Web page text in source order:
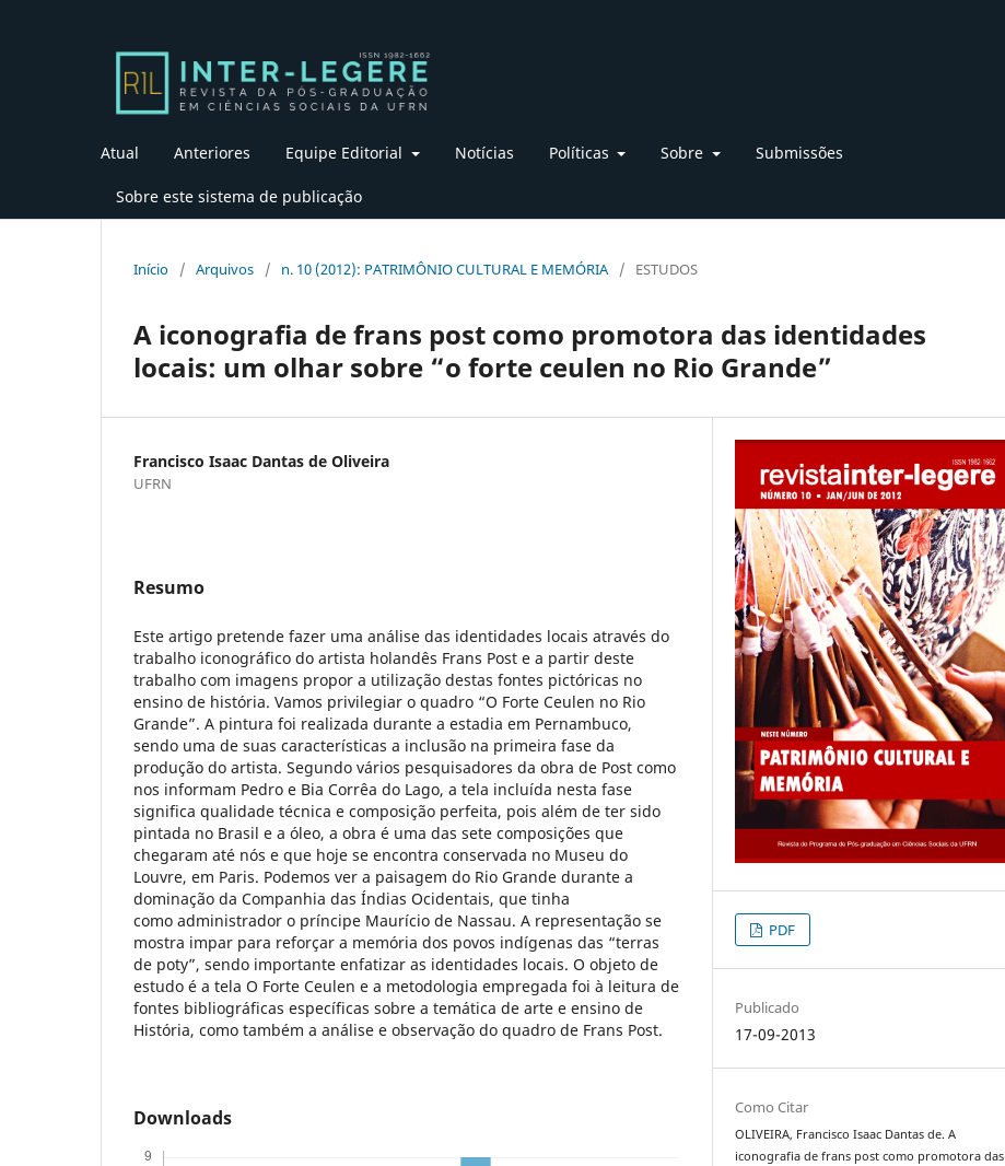
Atual Anteriores Equipe Editorial Notícias Políticas Sobre Submissões
Sobre este sistema de publicação
Início / Arquivos / n. 10 (2012): PATRIMÔNIO CULTURAL E MEMÓRIA / ESTUDOS
A iconografia de frans post como promotora das identidades
locais: um olhar sobre “o forte ceulen no Rio Grande”
Francisco Isaac Dantas de Oliveira
UFRN
Resumo
Este artigo pretende fazer uma análise das identidades locais através do
trabalho iconográfico do artista holandês Frans Post e a partir deste
trabalho com imagens propor a utilização destas fontes pictóricas no
ensino de história. Vamos privilegiar o quadro “O Forte Ceulen no Rio
Grande”. A pintura foi realizada durante a estadia em Pernambuco,
sendo uma de suas características a inclusão na primeira fase da
produção do artista. Segundo vários pesquisadores da obra de Post como
nos informam Pedro e Bia Corrêa do Lago, a tela incluída nesta fase
significa qualidade técnica e composição perfeita, pois além de ter sido
pintada no Brasil e a óleo, a obra é uma das sete composições que
chegaram até nós e que hoje se encontra conservada no Museu do
Louvre, em Paris. Podemos ver a paisagem do Rio Grande durante a
dominação da Companhia das Índias Ocidentais, que tinha
como administrador o príncipe Maurício de Nassau. A representação se
mostra impar para reforçar a memória dos povos indígenas das “terras
de poty”, sendo importante enfatizar as identidades locais. O objeto de
estudo é a tela O Forte Ceulen e a metodologia empregada foi à leitura de
fontes bibliográficas específicas sobre a temática de arte e ensino de
História, como também a análise e observação do quadro de Frans Post.
Downloads
PDF
Publicado
17-09-2013
Como Citar
OLIVEIRA, Francisco Isaac Dantas de. A
iconografia de frans post como promotora das